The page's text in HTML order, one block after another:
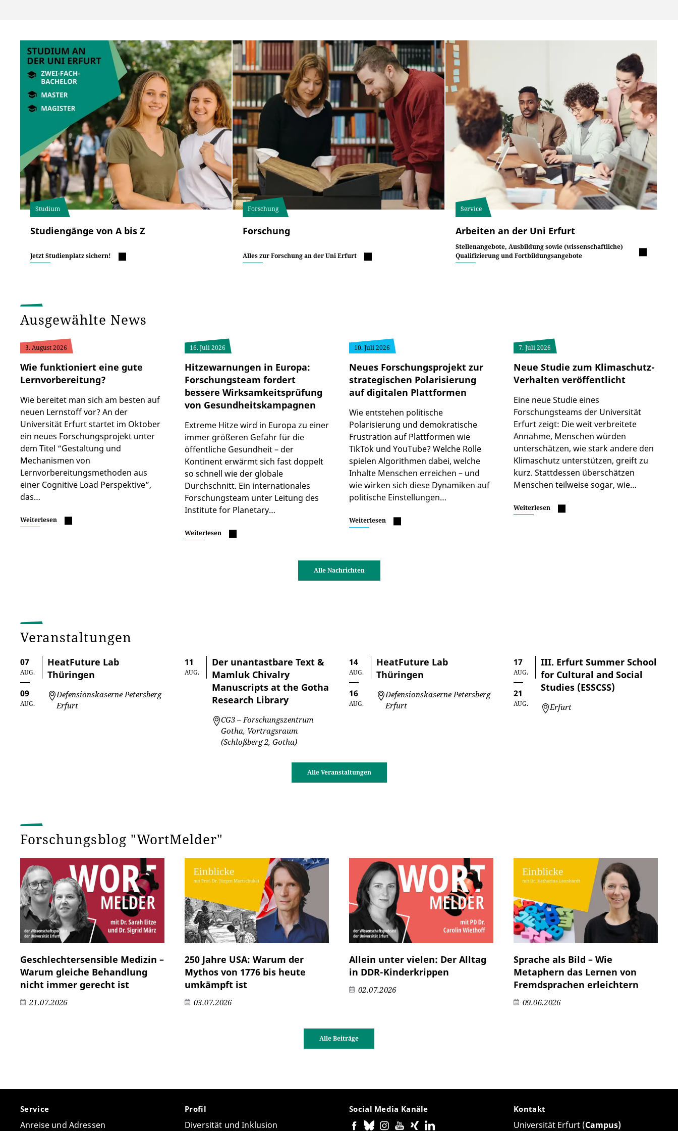
Studium
Studiengänge von A bis Z
Jetzt Studienplatz sichern!
Forschung
Forschung
Alles zur Forschung an der Uni Erfurt
Service
Arbeiten an der Uni Erfurt
Stellenangebote, Ausbildung sowie (wissenschaftliche)
Qualifizierung und Fortbildungsangebote
Ausgewählte News
3. August 2026
Wie funktioniert eine gute
Lernvorbereitung?
Wie bereitet man sich am besten auf
neuen Lernstoff vor? An der
Universität Erfurt startet im Oktober
ein neues Forschungsprojekt unter
dem Titel “Gestaltung und
Mechanismen von
Lernvorbereitungsmethoden aus
einer Cognitive Load Perspektive”,
das…
Weiterlesen
16. Juli 2026
Hitzewarnungen in Europa:
Forschungsteam fordert
bessere Wirksamkeitsprüfung
von Gesundheitskampagnen
Extreme Hitze wird in Europa zu einer
immer größeren Gefahr für die
öffentliche Gesundheit – der
Kontinent erwärmt sich fast doppelt
so schnell wie der globale
Durchschnitt. Ein internationales
Forschungsteam unter Leitung des
Institute for Planetary…
Weiterlesen
10. Juli 2026
Neues Forschungsprojekt zur
strategischen Polarisierung
auf digitalen Plattformen
Wie entstehen politische
Polarisierung und demokratische
Frustration auf Plattformen wie
TikTok und YouTube? Welche Rolle
spielen Algorithmen dabei, welche
Inhalte Menschen erreichen – und
wie wirken sich diese Dynamiken auf
politische Einstellungen…
Weiterlesen
7. Juli 2026
Neue Studie zum Klimaschutz-
Verhalten veröffentlicht
Eine neue Studie eines
Forschungsteams der Universität
Erfurt zeigt: Die weit verbreitete
Annahme, Menschen würden
unterschätzen, wie stark andere den
Klimaschutz unterstützen, greift zu
kurz. Stattdessen überschätzen
Menschen teilweise sogar, wie…
Weiterlesen
Alle Nachrichten
Veranstaltungen
07
AUG.
09
AUG.
HeatFuture Lab
Thüringen
Defensionskaserne Petersberg
Erfurt
11
AUG.
Der unantastbare Text &
Mamluk Chivalry
Manuscripts at the Gotha
Research Library
CG3 – Forschungszentrum
Gotha, Vortragsraum
(Schloßberg 2, Gotha)
14
AUG.
16
AUG.
HeatFuture Lab
Thüringen
Defensionskaserne Petersberg
Erfurt
17
AUG.
21
AUG.
III. Erfurt Summer School
for Cultural and Social
Studies (ESSCSS)
Erfurt
Alle Veranstaltungen
Forschungsblog "WortMelder"
Geschlechtersensible Medizin –
Warum gleiche Behandlung
nicht immer gerecht ist
21.07.2026
250 Jahre USA: Warum der
Mythos von 1776 bis heute
umkämpft ist
03.07.2026
Allein unter vielen: Der Alltag
in DDR-Kinderkrippen
02.07.2026
Sprache als Bild – Wie
Metaphern das Lernen von
Fremdsprachen erleichtern
09.06.2026
Alle Beiträge
Service
Anreise und Adressen
Profil
Diversität und Inklusion
Social Media Kanäle Kontakt
Universität Erfurt (Campus)